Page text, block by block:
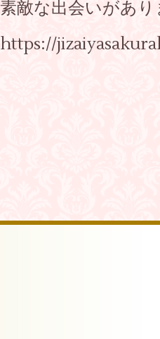
素敵な出会いがあり
https://